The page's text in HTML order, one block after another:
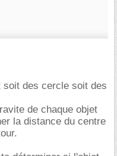
soit des cercle soit des
de chaque objet
la distance du centre